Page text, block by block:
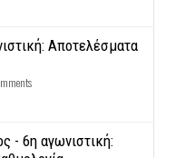
Αποτελέσματα
- 6η αγωνιστική: